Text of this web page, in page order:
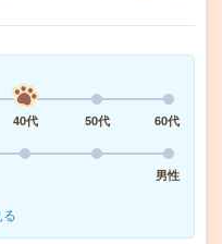
40代 50代
60代
男性